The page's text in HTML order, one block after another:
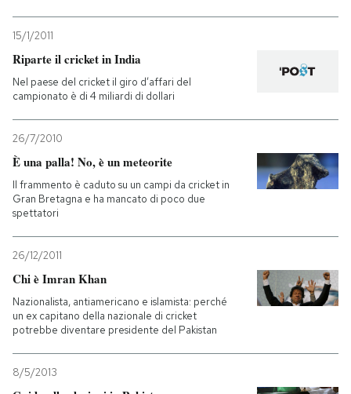
15/1/2011
Riparte il cricket in India
Nel paese del cricket il giro d’affari del
campionato è di 4 miliardi di dollari
26/7/2010
È una palla! No, è un meteorite
Il frammento è caduto su un campi da cricket in
Gran Bretagna e ha mancato di poco due
spettatori
26/12/2011
Chi è Imran Khan
Nazionalista, antiamericano e islamista: perché
un ex capitano della nazionale di cricket
potrebbe diventare presidente del Pakistan
8/5/2013